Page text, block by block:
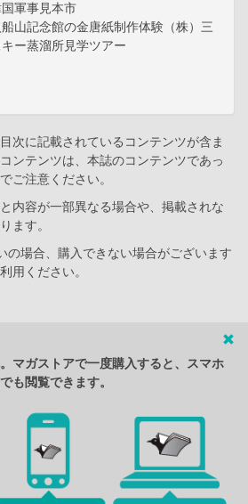
軍事見本市
山記念館の金唐紙制作体験（株）三
ー蒸溜所見学ツアー
次に記載されているコンテンツが含ま
ンテンツは、本誌のコンテンツであっ
ご注意ください。
内容が一部異なる場合や、掲載されな
ます。
場合、購入できない場合がございます
用ください。
マガストアで一度購入すると、スマホ
も閲覧できます。